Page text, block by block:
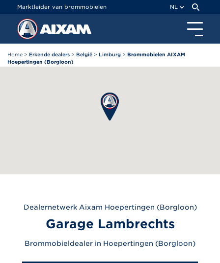
Marktleider van brommobielen NL
Home > Erkende dealers > België > Limburg > Brommobielen AIXAM
Hoepertingen (Borgloon)
Dealernetwerk Aixam Hoepertingen (Borgloon)
Garage Lambrechts
Brommobieldealer in Hoepertingen (Borgloon)
Cookies beheer paneel